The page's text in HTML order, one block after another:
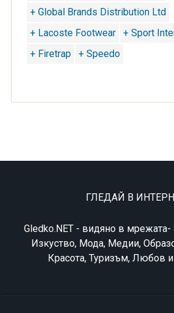
+ Global Brands Distribution Ltd
+ Lacoste Footwear
+ Sport
+ Firetrap
+ Speedo
ГЛЕДАЙ В
Gledko.NET - видяно в
Изкуство, Мода, Медии,
Красота, Туризъм, Любов